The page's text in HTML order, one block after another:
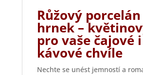
Růžový porcelán
hrnek –
pro vaše čajové i
kávové chvíle
Nechte se unést jemností a